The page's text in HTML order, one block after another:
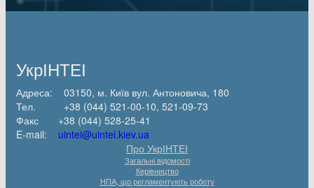
УкрІНТЕІ
Адреса: 03150, м. Київ вул. Антоновича, 180
Тел. +38 (044) 521-00-10, 521-09-73
Факс +38 (044) 528-25-41
E-mail: uintei@uintei.kiev.ua
Про УкрІНТЕІ
Загальні відомості
Керівництво
НПА, що регламентують роботу